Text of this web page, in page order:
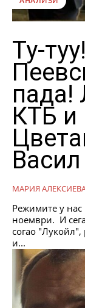
Ту-
пада!
КТБ и
МАРИЯ
Режимите у нас
ноември. И сега ще е така - наближава 21 ноември,
согао
и...